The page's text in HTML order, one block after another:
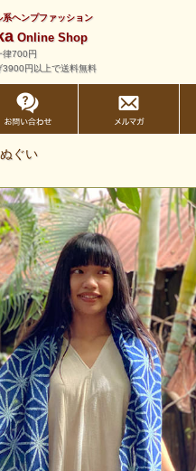
系ヘンプファッション
Online Shop
律700円
3900円以上で送料無料
ぐい